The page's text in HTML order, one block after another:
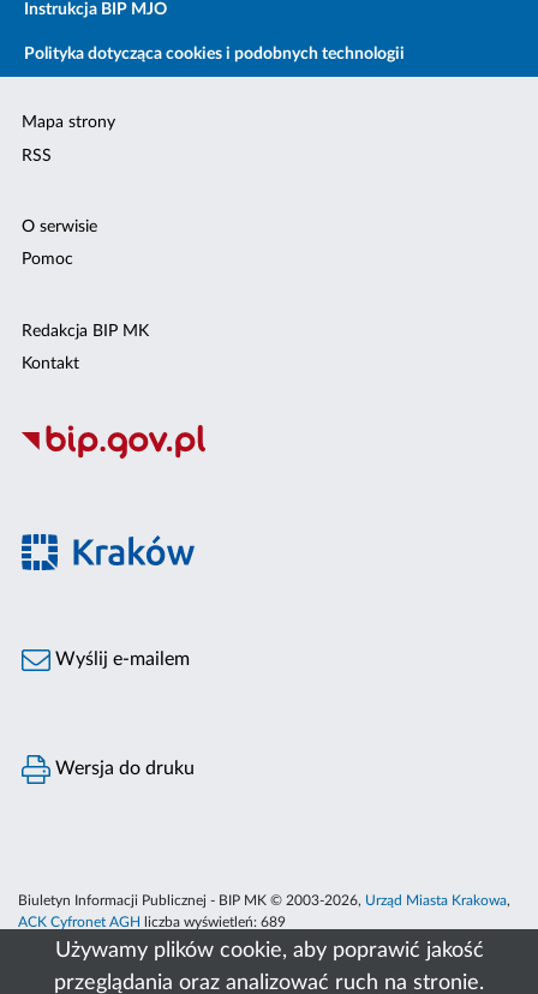
Używamy plików cookie, aby poprawić jakość
przeglądania oraz analizować ruch na stronie.
Instrukcja BIP MJO
Polityka dotycząca cookies i podobnych technologii
Mapa strony
RSS
O serwisie
Pomoc
Redakcja BIP MK
Kontakt
Wyślij e-mailem
Wersja do druku
Biuletyn Informacji Publicznej - BIP MK © 2003-2026, Urząd Miasta Krakowa,
ACK Cyfronet AGH
liczba wyświetleń: 689